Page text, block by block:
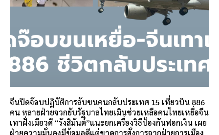
จีนปิดจ๊อบปฏิบัติการลับขนคนกลับประเทศ 15 เที่ยวบิน 886
คน หลายฝ่ายจวกยับรัฐบาลไทยเมินช่วยเหลือคนไทยเหยื่อจีน
เทาฝั่งเมียวดี “รังสิมันต์”แนะยกเครื่องวิธีป้องกันฟอกเงิน เผย
ฝ่ายความมั่นคงมีข้อมูลดีแต่ขาดการสั่งการจากฝ่ายการเมือง